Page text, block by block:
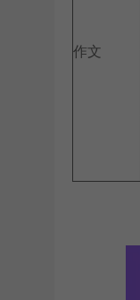
作文